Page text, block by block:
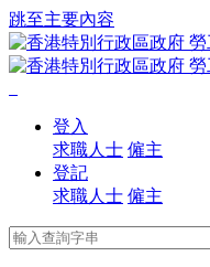
跳至主要內容
登入
求職人士 僱主
登記
求職人士 僱主